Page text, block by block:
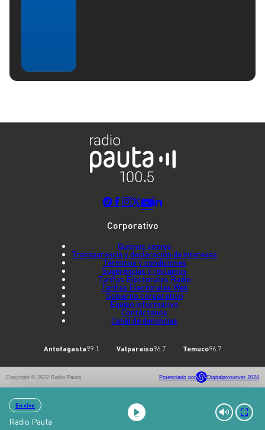
En vivo
Radio Pauta
Corporativo
Quienes somos
Transparencia y declaración de intereses
Términos y condiciones
Sugerencias y reclamos
Tarifas Electorales Radio
Tarifas Electorales Web
Gobierno corporativo
Equipo informativo
Contáctenos
Canal de denuncias
Antofagasta99.1 Valparaíso96.7 Temuco96.7
Copyright © 2022 Radio Pauta Potenciado por Digitalproserver 2024